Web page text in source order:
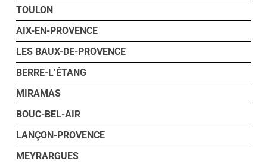
TOULON
AIX-EN-PROVENCE
LES BAUX-DE-PROVENCE
BERRE-L’ÉTANG
MIRAMAS
BOUC-BEL-AIR
LANÇON-PROVENCE
MEYRARGUES